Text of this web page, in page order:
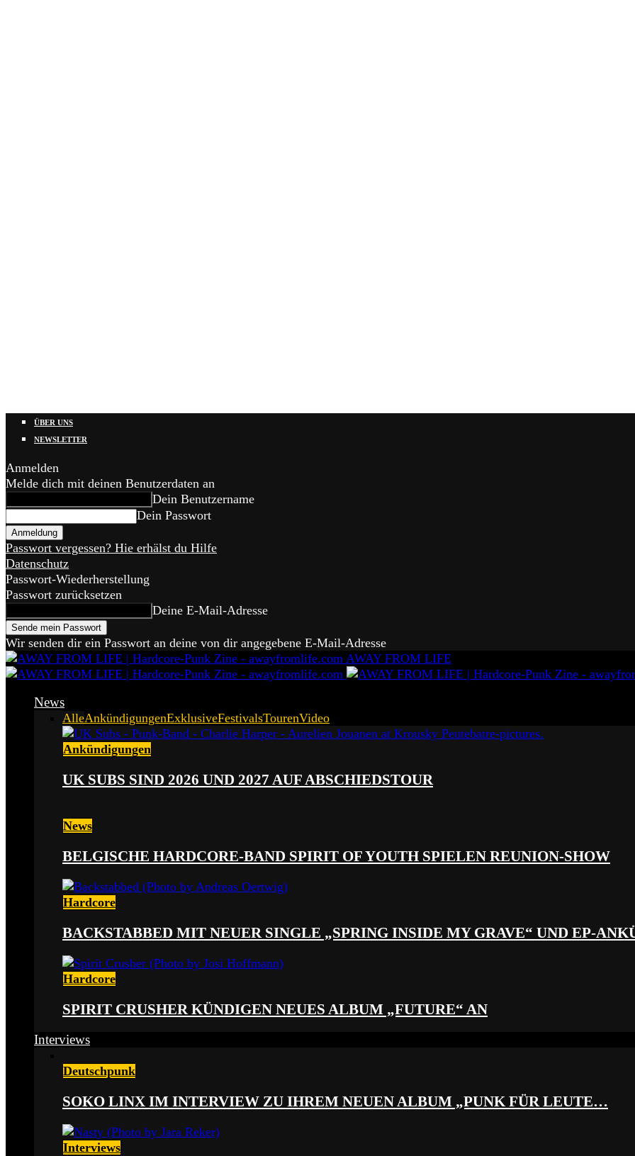
ÜBER UNS
NEWSLETTER
Anmelden
Melde dich mit deinen Benutzerdaten an
Dein Benutzername
Dein Passwort
Passwort vergessen? Hie erhälst du Hilfe
Datenschutz
Passwort-Wiederherstellung
Passwort zurücksetzen
Deine E-Mail-Adresse
Wir senden dir ein Passwort an deine von dir angegebene E-Mail-Adresse
AWAY FROM LIFE
News
AlleAnkündigungenExklusiveFestivalsTourenVideo
Ankündigungen
UK SUBS SIND 2026 UND 2027 AUF ABSCHIEDSTOUR
News
BELGISCHE HARDCORE-BAND SPIRIT OF YOUTH SPIELEN REUNION-SHOW
Hardcore
BACKSTABBED MIT NEUER SINGLE „SPRING INSIDE MY GRAVE“ UND EP-
Hardcore
SPIRIT CRUSHER KÜNDIGEN NEUES ALBUM „FUTURE“ AN
Interviews
Deutschpunk
SOKO LINX IM INTERVIEW ZU IHREM NEUEN ALBUM „PUNK FÜR LEUTE…
Interviews